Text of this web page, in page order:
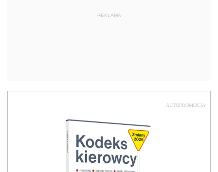
REKLAMA
AUTOPROMOCJA